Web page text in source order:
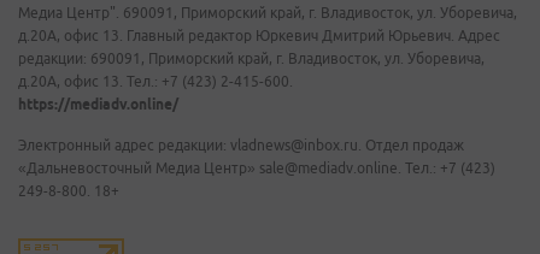
Медиа Центр". 690091, Приморский край, г. Владивосток, ул. Уборевича,
д.20А, офис 13. Главный редактор Юркевич Дмитрий Юрьевич. Адрес
редакции: 690091, Приморский край, г. Владивосток, ул. Уборевича,
д.20А, офис 13. Тел.: +7 (423) 2-415-600.
https://mediadv.online/
Электронный адрес редакции: vladnews@inbox.ru. Отдел продаж
«Дальневосточный Медиа Центр» sale@mediadv.online. Тел.: +7 (423)
249-8-800. 18+